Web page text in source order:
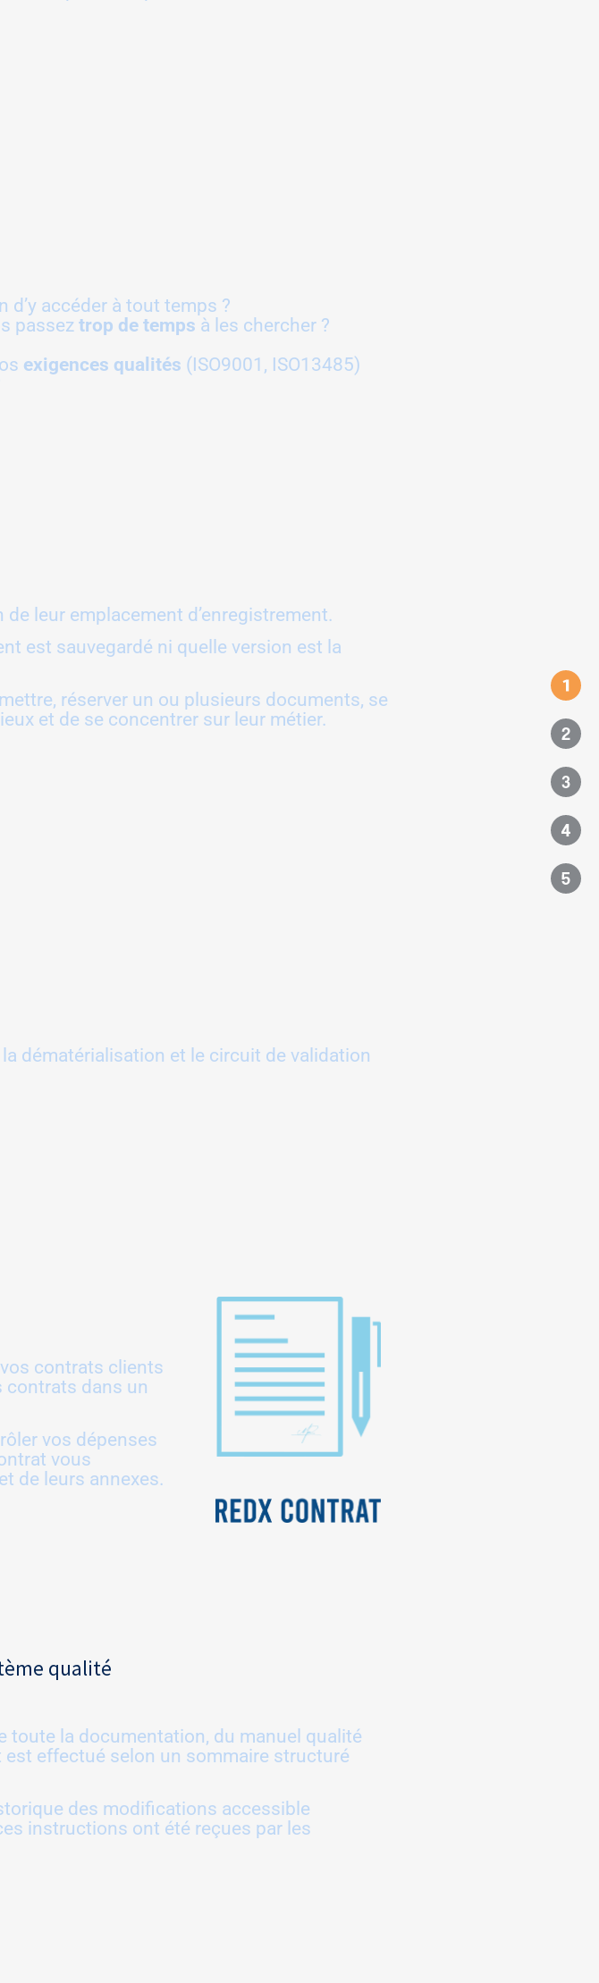
d’y accéder à tout temps ?
passez trop de temps à les chercher ?
exigences qualités (ISO9001, ISO13485)
de leur emplacement d’enregistrement.
est sauvegardé ni quelle version est la
réserver un ou plusieurs documents, se
et de se concentrer sur leur métier.
dématérialisation et le circuit de validation
contrats clients
contrats dans un
vos dépenses
vous
de leurs annexes.
qualité
toute la documentation, du manuel qualité
effectué selon un sommaire structuré
des modifications accessible
instructions ont été reçues par les